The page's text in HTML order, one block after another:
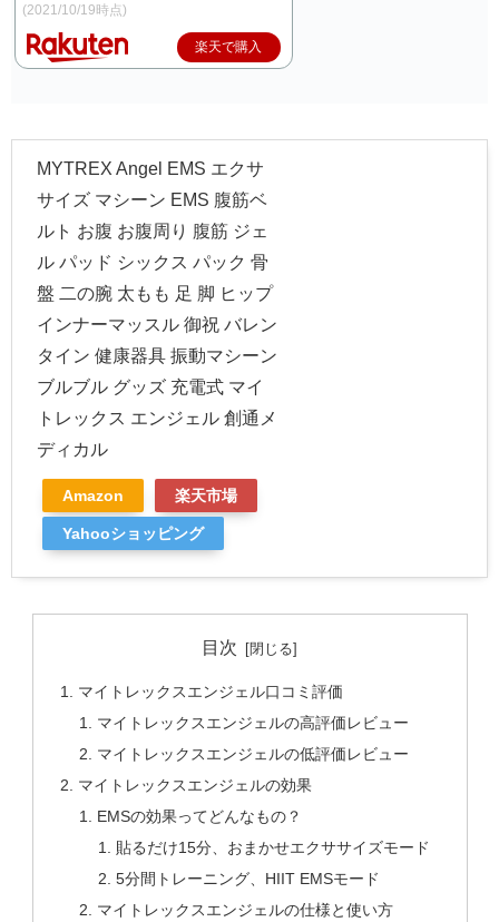
(2021/10/19時点)
楽天で購入
MYTREX Angel EMS エクサ
サイズ マシーン EMS 腹筋ベ
ルト お腹 お腹周り 腹筋 ジェ
ル パッド シックス パック 骨
盤 二の腕 太もも 足 脚 ヒップ
インナーマッスル 御祝 バレン
タイン 健康器具 振動マシーン
ブルブル グッズ 充電式 マイ
トレックス エンジェル 創通メ
ディカル
Amazon 楽天市場
Yahooショッピング
目次
マイトレックスエンジェル口コミ評価
マイトレックスエンジェルの高評価レビュー
マイトレックスエンジェルの低評価レビュー
マイトレックスエンジェルの効果
EMSの効果ってどんなもの？
貼るだけ15分、おまかせエクササイズモード
5分間トレーニング、HIIT EMSモード
マイトレックスエンジェルの仕様と使い方